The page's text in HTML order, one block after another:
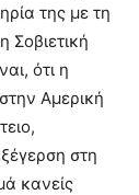
της με τη
Σοβιετική
ότι η
Αμερική
στη
κανείς